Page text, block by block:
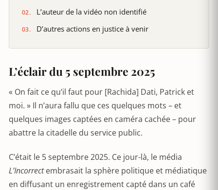
L’auteur de la vidéo non identifié
D’autres actions en justice à venir
L’éclair du 5 septembre 2025
« On fait ce qu’il faut pour [Rachida] Dati, Patrick et
moi. » Il n’aura fallu que ces quelques mots – et
quelques images captées en caméra cachée – pour
abattre la citadelle du service public.
C’était le 5 septembre 2025. Ce jour-là, le média
L’Incorrectembrasait la sphère politique et médiatique
en diffusant un enregistrement capté dans un café